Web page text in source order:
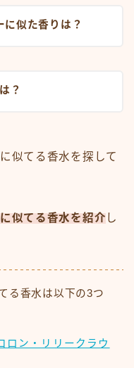
似た香りは？
？
に似てる香水を探して
似てる香水を紹介 し
る香水は以下の3つ
ロン・リリークラウ